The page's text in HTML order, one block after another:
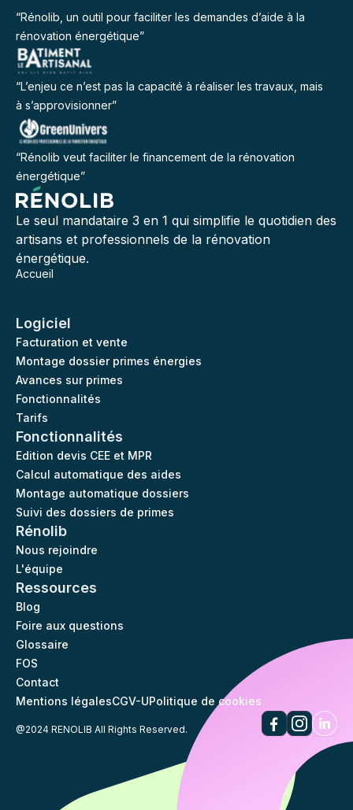
“Rénolib, un outil pour faciliter les demandes d’aide à la
rénovation énergétique”
“L’enjeu ce n’est pas la capacité à réaliser les travaux, mais
à s’approvisionner”
“Rénolib veut faciliter le financement de la rénovation
énergétique”
Le seul mandataire 3 en 1 qui simplifie le quotidien des
artisans et professionnels de la rénovation
énergétique.
Accueil
Logiciel
Facturation et vente
Montage dossier primes énergies
Avances sur primes
Fonctionnalités
Tarifs
Fonctionnalités
Edition devis CEE et MPR
Calcul automatique des aides
Montage automatique dossiers
Suivi des dossiers de primes
Rénolib
Nous rejoindre
L'équipe
Ressources
Blog
Foire aux questions
Glossaire
FOS
Contact
Mentions légalesCGV-UPolitique de cookies
@2024 RENOLIB All Rights Reserved.